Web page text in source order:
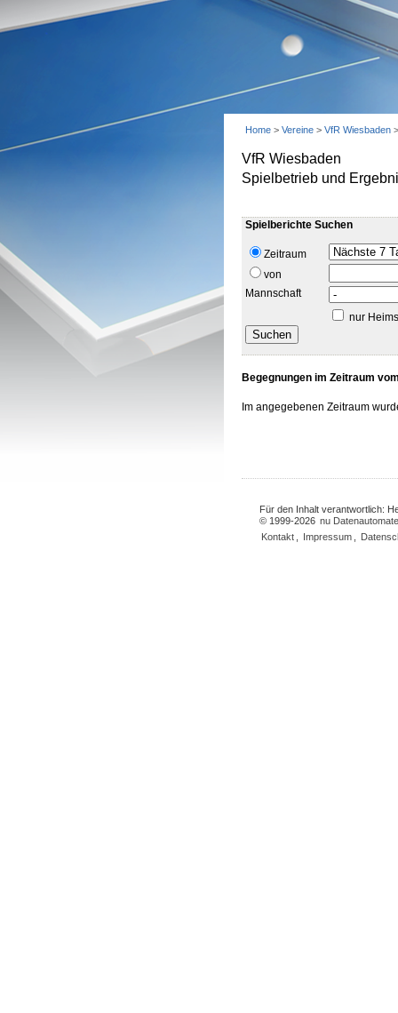
Home > Vereine > VfR Wiesbaden >
VfR Wiesbaden
Spielbetrieb und
Spielberichte Suchen
Zeitraum
von
Mannschaft
nur
Begegnungen im Zeitraum
Im angegebenen Zeitraum
Für den Inhalt verantwortlich:
© 1999-2026 nu
Kontakt
Impressum